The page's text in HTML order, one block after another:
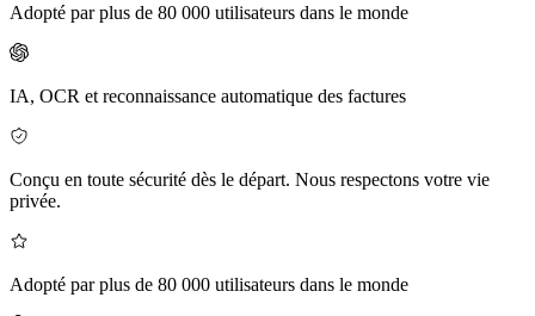
Adopté par plus de 80 000 utilisateurs dans le monde
IA, OCR et reconnaissance automatique des factures
Conçu en toute sécurité dès le départ. Nous respectons votre vie
privée.
Adopté par plus de 80 000 utilisateurs dans le monde